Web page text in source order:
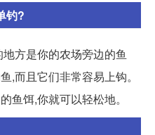
钓?
方是你的农场旁边的鱼
,而且它们非常容易上钩。
鱼饵,你就可以轻松地。